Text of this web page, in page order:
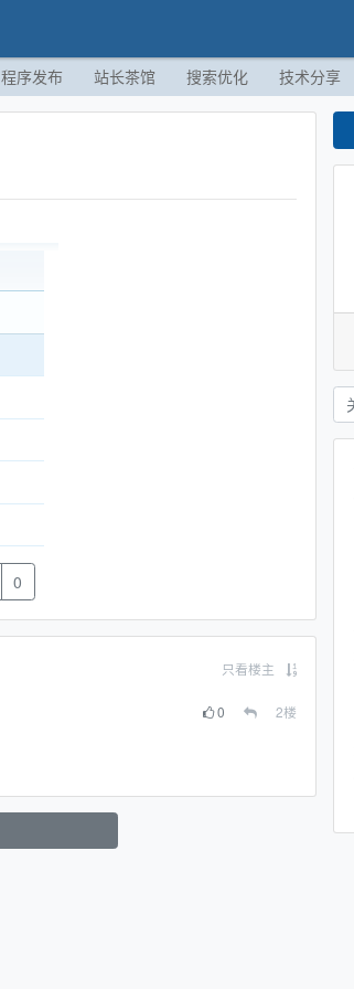
程序发布 站长茶馆 搜索优化 技术分享
0
只看楼主
0 2楼